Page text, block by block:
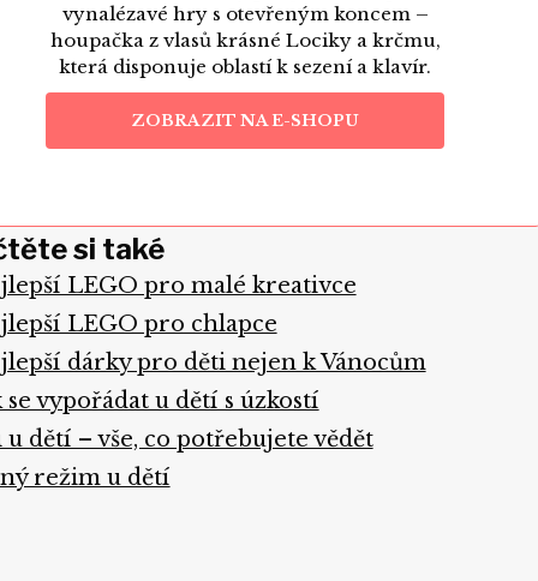
vynalézavé hry s otevřeným koncem –
houpačka z vlasů krásné Lociky a krčmu,
která disponuje oblastí k sezení a klavír.
ZOBRAZIT NA E-SHOPU
si také
LEGO pro malé kreativce
LEGO pro chlapce
dárky pro děti nejen k Vánocům
se vypořádat u dětí s úzkostí
u dětí – vše, co potřebujete vědět
režim u dětí